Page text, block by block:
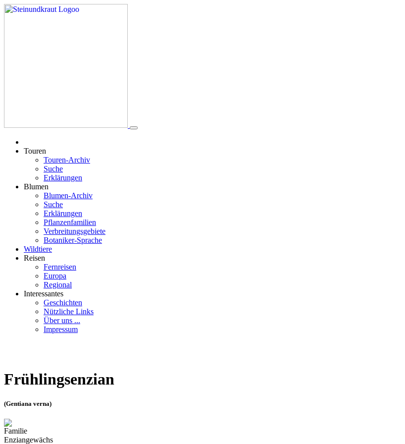
Touren
Touren-Archiv
Suche
Erklärungen
Blumen
Blumen-Archiv
Suche
Erklärungen
Pflanzenfamilien
Verbreitungsgebiete
Botaniker-Sprache
Wildtiere
Reisen
Fernreisen
Europa
Regional
Interessantes
Geschichten
Nützliche Links
Über uns ...
Impressum
Frühlingsenzian
(Gentiana verna)
Familie
Enziangewächs